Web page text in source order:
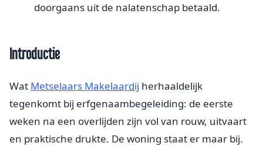
doorgaans uit de nalatenschap betaald.
Introductie
Wat Metselaars Makelaardij herhaaldelijk
tegenkomt bij erfgenaambegeleiding: de eerste
weken na een overlijden zijn vol van rouw, uitvaart
en praktische drukte. De woning staat er maar bij.